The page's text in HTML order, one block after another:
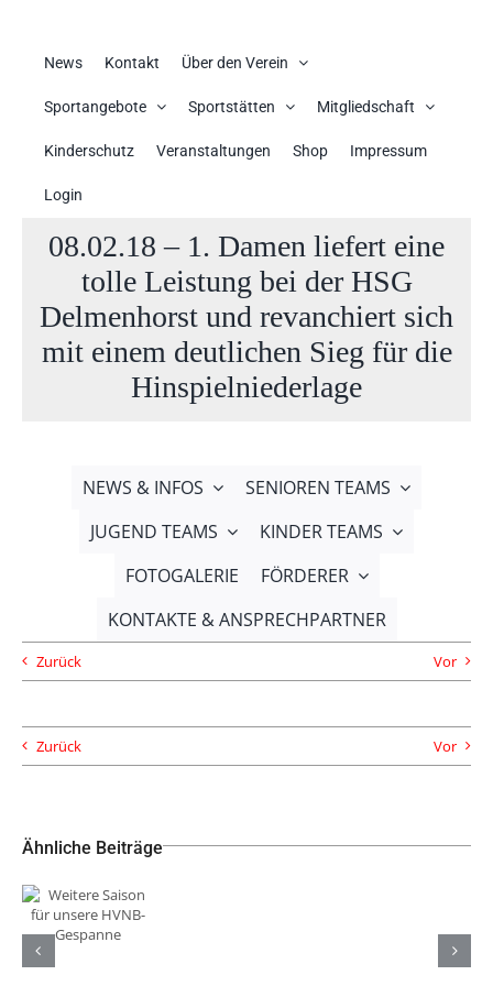
News Kontakt Über den Verein
Sportangebote Sportstätten Mitgliedschaft
Kinderschutz Veranstaltungen Shop Impressum
Login
08.02.18 – 1. Damen liefert eine
tolle Leistung bei der HSG
Delmenhorst und revanchiert sich
mit einem deutlichen Sieg für die
Hinspielniederlage
NEWS & INFOS
SENIOREN TEAMS
JUGEND TEAMS
KINDER TEAMS
FOTOGALERIE
FÖRDERER
KONTAKTE & ANSPRECHPARTNER
Zurück Vor
Zurück Vor
Ähnliche Beiträge
Saison für
unsere
HVNB-
Gespanne